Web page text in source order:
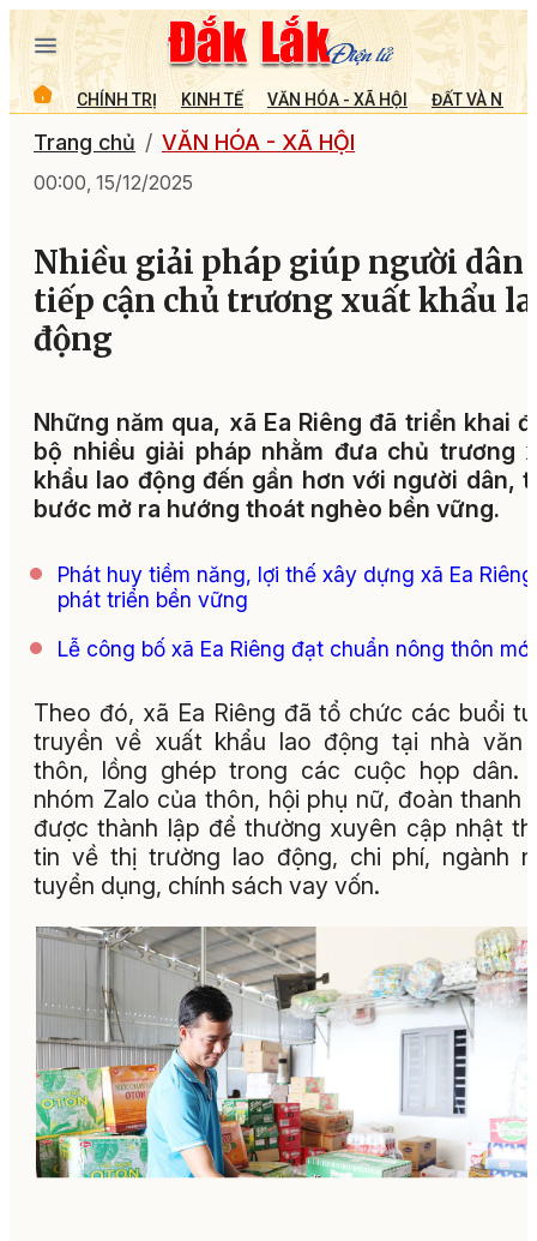
CHÍNH TRỊ KINH TẾ VĂN HÓA - XÃ HỘI ĐẤT VÀ
Trang chủ VĂN HÓA - XÃ HỘI
00:00, 15/12/2025
Nhiều giải pháp giúp người dân
tiếp cận chủ trương xuất khẩu
động
Những năm qua, xã Ea Riêng đã triển khai
bộ nhiều giải pháp nhằm đưa chủ trương
khẩu lao động đến gần hơn với người dân,
bước mở ra hướng thoát nghèo bền vững.
Phát huy tiềm năng, lợi thế xây dựng xã Ea Riêng
phát triển bền vững
Lễ công bố xã Ea Riêng đạt chuẩn nông thôn mới
Theo đó, xã Ea Riêng đã tổ chức các buổi
truyền về xuất khẩu lao động tại nhà văn
thôn, lồng ghép trong các cuộc họp dân.
nhóm Zalo của thôn, hội phụ nữ, đoàn thanh
được thành lập để thường xuyên cập nhật
tin về thị trường lao động, chi phí, ngành
tuyển dụng, chính sách vay vốn.